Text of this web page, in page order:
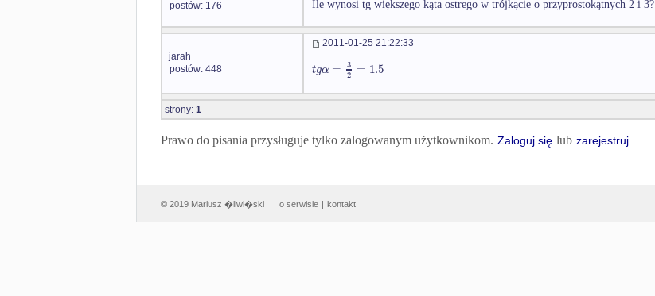
postów: 176
Ile wynosi tg większego kąta ostrego w trójkącie o przyprostokątnych 2 i 3?
jarah
postów: 448
2011-01-25 21:22:33
tgα = 3
2 = 1.5
strony: 1
Prawo do pisania przysługuje tylko zalogowanym użytkownikom. Zaloguj się lub zarejestruj
© 2019 Mariusz �liwi�ski o serwisie | kontakt